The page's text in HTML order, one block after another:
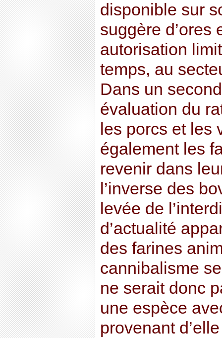
disponible sur
suggère d’ores
autorisation
temps, au
Dans un
évaluation du
les porcs et les
également les
revenir dans
l’inverse des
levée de
d’actualité
des farines
cannibalisme
ne serait donc
une espèce
provenant